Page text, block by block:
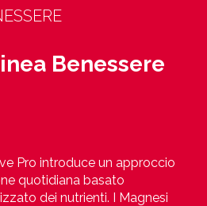
Benessere
Pro introduce un approccio
quotidiana basato
dei nutrienti. I Magnesi